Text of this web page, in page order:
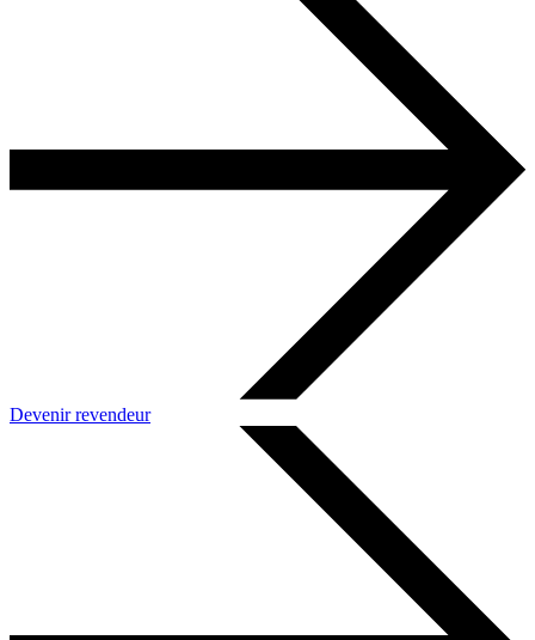
Devenir revendeur